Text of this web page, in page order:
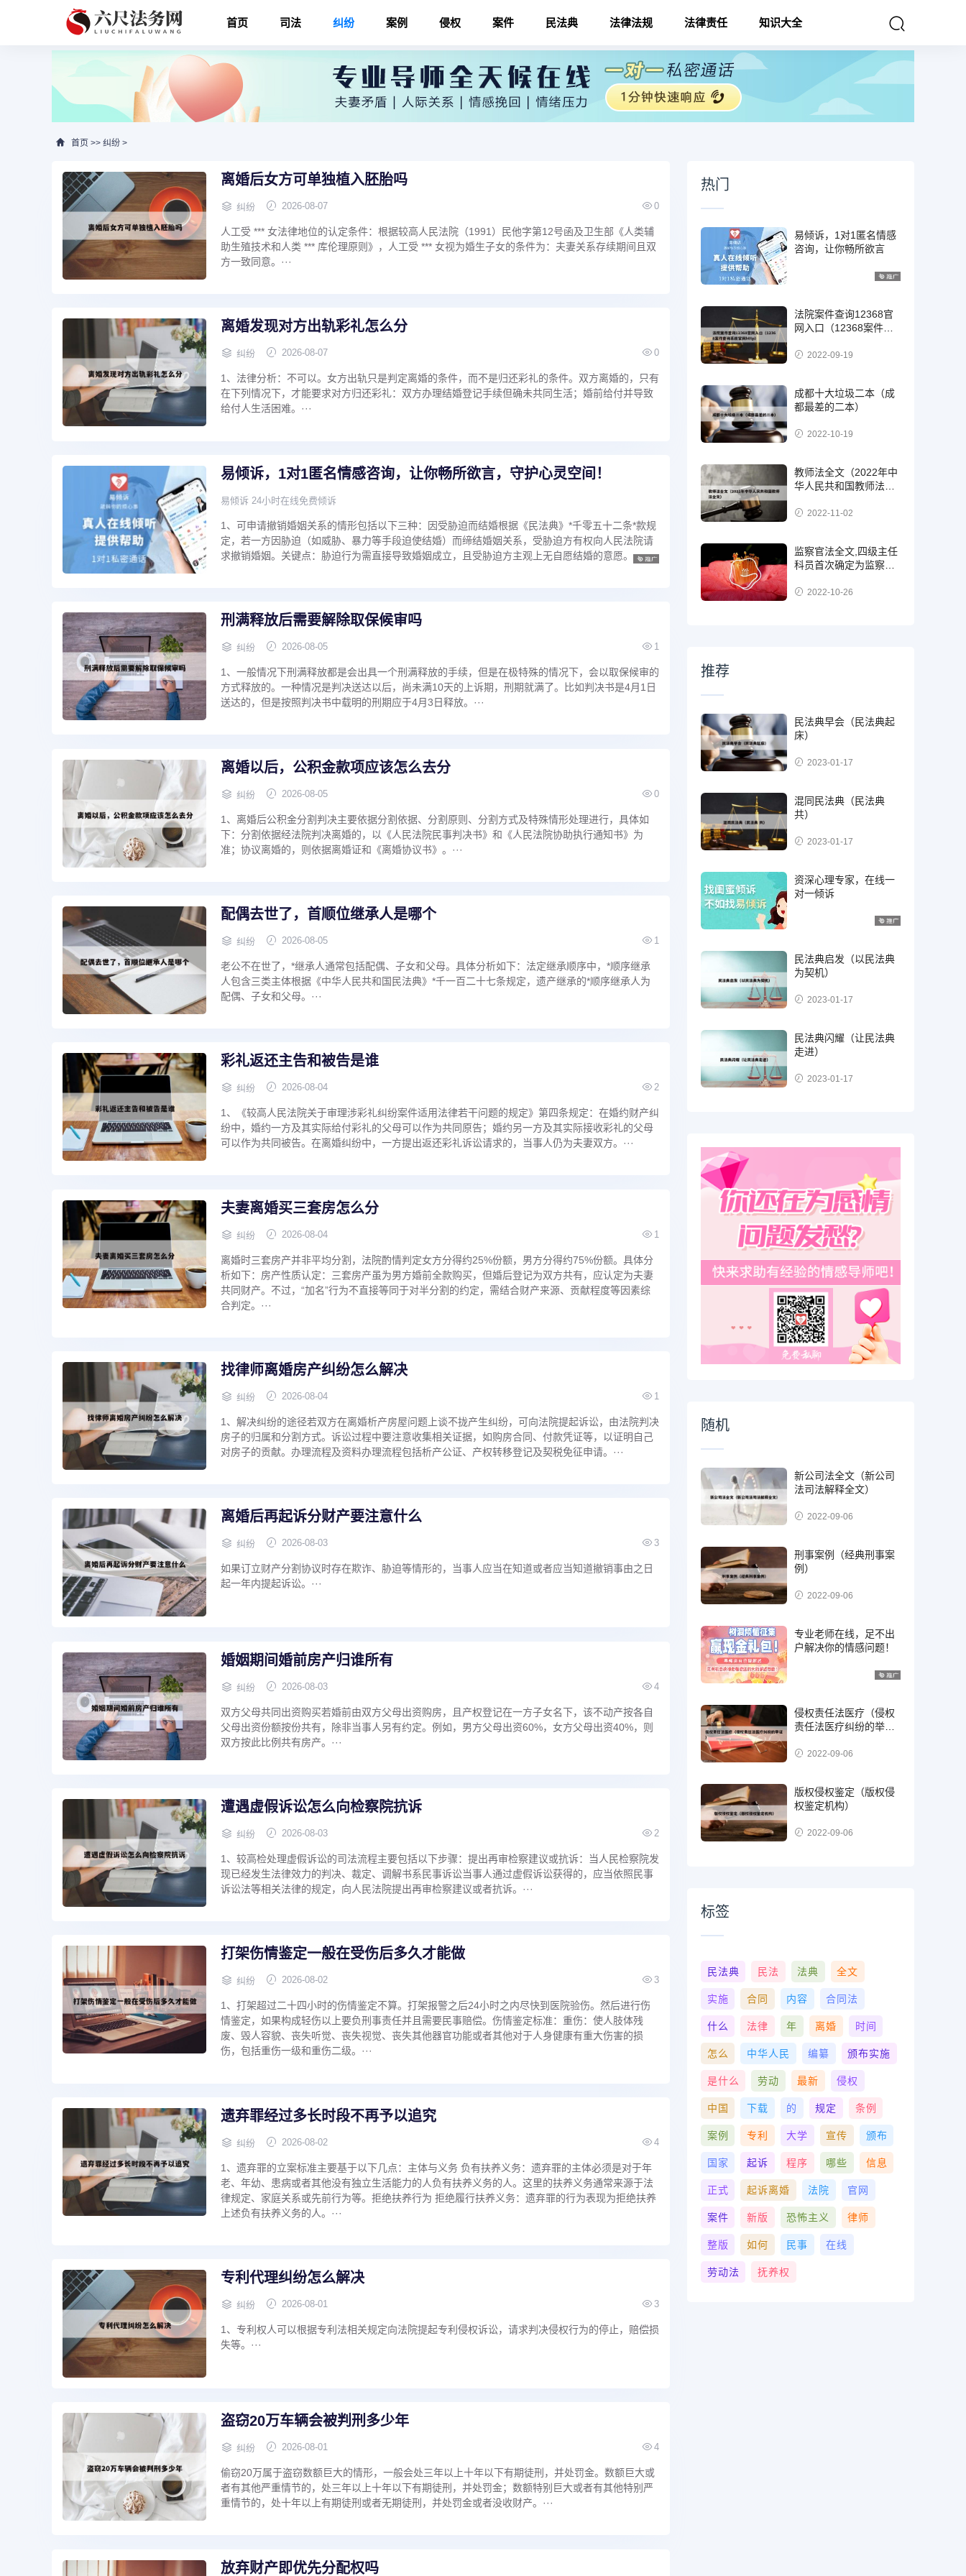
首页 司法 纠纷 案例 侵权 案件 民法典 法律法规 法律责任 知识大全
首页 >> 纠纷 >
离婚后女方可单独植入胚胎吗
纠纷 2026-08-07 0
人工受 *** 女法律地位的认定条件：根据较高人民法院（1991）民他字第12号函及卫生部《人类辅
助生殖技术和人类 *** 库伦理原则》，人工受 *** 女视为婚生子女的条件为：夫妻关系存续期间且双
方一致同意。···
离婚发现对方出轨彩礼怎么分
纠纷 2026-08-07 0
1、法律分析：不可以。女方出轨只是判定离婚的条件，而不是归还彩礼的条件。双方离婚的，只有
在下列情况下，才能要求对方归还彩礼：双方办理结婚登记手续但确未共同生活；婚前给付并导致
给付人生活困难。···
易倾诉，1对1匿名情感咨询，让你畅所欲言，守护心灵空间！
易倾诉 24小时在线免费倾诉
1、可申请撤销婚姻关系的情形包括以下三种：因受胁迫而结婚根据《民法典》*千零五十二条*款规
定，若一方因胁迫（如威胁、暴力等手段迫使结婚）而缔结婚姻关系，受胁迫方有权向人民法院请
求撤销婚姻。关键点：胁迫行为需直接导致婚姻成立，且受胁迫方主观上无自愿结婚的意愿。···
刑满释放后需要解除取保候审吗
纠纷 2026-08-05 1
1、一般情况下刑满释放都是会出具一个刑满释放的手续，但是在极特殊的情况下，会以取保候审的
方式释放的。一种情况是判决送达以后，尚未满10天的上诉期，刑期就满了。比如判决书是4月1日
送达的，但是按照判决书中载明的刑期应于4月3日释放。···
离婚以后，公积金款项应该怎么去分
纠纷 2026-08-05 0
1、离婚后公积金分割判决主要依据分割依据、分割原则、分割方式及特殊情形处理进行，具体如
下：分割依据经法院判决离婚的，以《人民法院民事判决书》和《人民法院协助执行通知书》为
准；协议离婚的，则依据离婚证和《离婚协议书》。···
配偶去世了，首顺位继承人是哪个
纠纷 2026-08-05 1
老公不在世了，*继承人通常包括配偶、子女和父母。具体分析如下：法定继承顺序中，*顺序继承
人包含三类主体根据《中华人民共和国民法典》*千一百二十七条规定，遗产继承的*顺序继承人为
配偶、子女和父母。···
彩礼返还主告和被告是谁
纠纷 2026-08-04 2
1、《较高人民法院关于审理涉彩礼纠纷案件适用法律若干问题的规定》第四条规定：在婚约财产纠
纷中，婚约一方及其实际给付彩礼的父母可以作为共同原告；婚约另一方及其实际接收彩礼的父母
可以作为共同被告。在离婚纠纷中，一方提出返还彩礼诉讼请求的，当事人仍为夫妻双方。···
夫妻离婚买三套房怎么分
纠纷 2026-08-04 1
离婚时三套房产并非平均分割，法院酌情判定女方分得约25%份额，男方分得约75%份额。具体分
析如下：房产性质认定：三套房产虽为男方婚前全款购买，但婚后登记为双方共有，应认定为夫妻
共同财产。不过，“加名”行为不直接等同于对半分割的约定，需结合财产来源、贡献程度等因素综
合判定。···
找律师离婚房产纠纷怎么解决
纠纷 2026-08-04 1
1、解决纠纷的途径若双方在离婚析产房屋问题上谈不拢产生纠纷，可向法院提起诉讼，由法院判决
房子的归属和分割方式。诉讼过程中要注意收集相关证据，如购房合同、付款凭证等，以证明自己
对房子的贡献。办理流程及资料办理流程包括析产公证、产权转移登记及契税免征申请。···
离婚后再起诉分财产要注意什么
纠纷 2026-08-03 3
如果订立财产分割协议时存在欺诈、胁迫等情形的，当事人应当在知道或者应当知道撤销事由之日
起一年内提起诉讼。···
婚姻期间婚前房产归谁所有
纠纷 2026-08-03 4
双方父母共同出资购买若婚前由双方父母出资购房，且产权登记在一方子女名下，该不动产按各自
父母出资份额按份共有，除非当事人另有约定。例如，男方父母出资60%，女方父母出资40%，则
双方按此比例共有房产。···
遭遇虚假诉讼怎么向检察院抗诉
纠纷 2026-08-03 2
1、较高检处理虚假诉讼的司法流程主要包括以下步骤：提出再审检察建议或抗诉：当人民检察院发
现已经发生法律效力的判决、裁定、调解书系民事诉讼当事人通过虚假诉讼获得的，应当依照民事
诉讼法等相关法律的规定，向人民法院提出再审检察建议或者抗诉。···
打架伤情鉴定一般在受伤后多久才能做
纠纷 2026-08-02 3
1、打架超过二十四小时的伤情鉴定不算。打架报警之后24小时之内尽快到医院验伤。然后进行伤
情鉴定，如果构成轻伤以上要负刑事责任并且需要民事赔偿。伤情鉴定标准：重伤：使人肢体残
废、毁人容貌、丧失听觉、丧失视觉、丧失其他器官功能或者其他对于人身健康有重大伤害的损
伤，包括重伤一级和重伤二级。···
遗弃罪经过多长时段不再予以追究
纠纷 2026-08-02 4
1、遗弃罪的立案标准主要基于以下几点：主体与义务 负有扶养义务：遗弃罪的主体必须是对于年
老、年幼、患病或者其他没有独立生活能力的人负有扶养义务的人。这里的扶养义务通常来源于法
律规定、家庭关系或先前行为等。拒绝扶养行为 拒绝履行扶养义务：遗弃罪的行为表现为拒绝扶养
上述负有扶养义务的人。···
专利代理纠纷怎么解决
纠纷 2026-08-01 3
1、专利权人可以根据专利法相关规定向法院提起专利侵权诉讼，请求判决侵权行为的停止，赔偿损
失等。···
盗窃20万车辆会被判刑多少年
纠纷 2026-08-01 4
偷窃20万属于盗窃数额巨大的情形，一般会处三年以上十年以下有期徒刑，并处罚金。数额巨大或
者有其他严重情节的，处三年以上十年以下有期徒刑，并处罚金；数额特别巨大或者有其他特别严
重情节的，处十年以上有期徒刑或者无期徒刑，并处罚金或者没收财产。···
放弃财产即优先分配权吗
热门
易倾诉，1对1匿名情感
咨询，让你畅所欲言
法院案件查询12368官
网入口（12368案件查
2022-09-19
成都十大垃圾二本（成
都最差的二本）
2022-10-19
教师法全文（2022年中
华人民共和国教师法全
2022-11-02
监察官法全文,四级主任
科员首次确定为监察
级?2022-10-26
推荐
民法典早会（民法典起
床）
2023-01-17
混同民法典（民法典
共）
2023-01-17
资深心理专家，在线一
对一倾诉
民法典启发（以民法典
为契机）
2023-01-17
民法典闪耀（让民法典
走进）
2023-01-17
随机
新公司法全文（新公司
法司法解释全文）
2022-09-06
刑事案例（经典刑事案
例）
2022-09-06
专业老师在线，足不出
户解决你的情感问题！
侵权责任法医疗（侵权
责任法医疗纠纷的举
2022-09-06
版权侵权鉴定（版权侵
权鉴定机构）
2022-09-06
标签
民法典 民法 法典 全文
实施 合同 内容 合同法
什么 法律 年 离婚 时间
怎么 中华人民 编纂 颁布实施
是什么 劳动 最新 侵权
中国 下载 的 规定 条例
案例 专利 大学 宣传 颁布
国家 起诉 程序 哪些 信息
正式 起诉离婚 法院 官网
案件 新版 恐怖主义 律师
整版 如何 民事 在线
劳动法 抚养权